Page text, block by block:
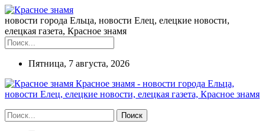
новости города Ельца, новости Елец, елецкие новости,
елецкая газета, Красное знамя
Пятница, 7 августа, 2026
Красное знамя - новости города Ельца,
новости Елец, елецкие новости, елецкая газета, Красное знамя